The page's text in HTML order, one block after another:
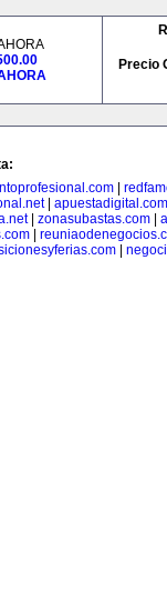
Precio
| apuestadigital.com
| zonasubastas.com|
|